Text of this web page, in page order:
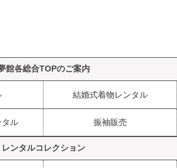
館各総合TOPのご案内
結婚式着物レンタル
ル 振袖販売
レンタルコレクション